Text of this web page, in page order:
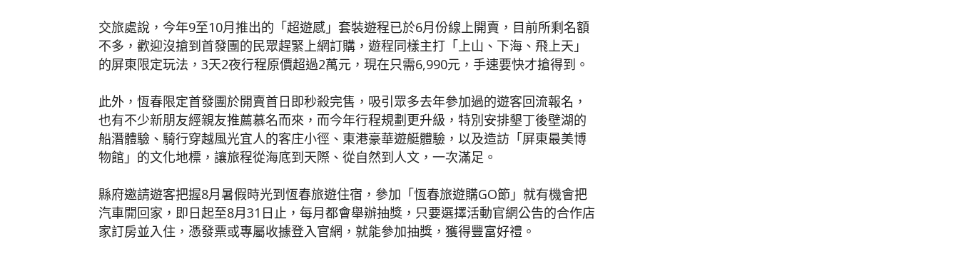
交旅處說，今年9至10月推出的「超遊感」套裝遊程已於6月份線上開賣，目前所剩名額
不多，歡迎沒搶到首發團的民眾趕緊上網訂購，遊程同樣主打「上山、下海、飛上天」
的屏東限定玩法，3天2夜行程原價超過2萬元，現在只需6,990元，手速要快才搶得到。
此外，恆春限定首發團於開賣首日即秒殺完售，吸引眾多去年參加過的遊客回流報名，
也有不少新朋友經親友推薦慕名而來，而今年行程規劃更升級，特別安排墾丁後壁湖的
船潛體驗、騎行穿越風光宜人的客庄小徑、東港豪華遊艇體驗，以及造訪「屏東最美博
物館」的文化地標，讓旅程從海底到天際、從自然到人文，一次滿足。
縣府邀請遊客把握8月暑假時光到恆春旅遊住宿，參加「恆春旅遊購GO節」就有機會把
汽車開回家，即日起至8月31日止，每月都會舉辦抽獎，只要選擇活動官網公告的合作店
家訂房並入住，憑發票或專屬收據登入官網，就能參加抽獎，獲得豐富好禮。